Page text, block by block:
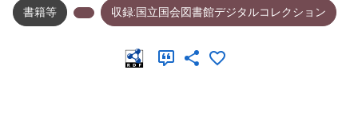
書籍等 収録:国立国会図書館デジタルコレクション